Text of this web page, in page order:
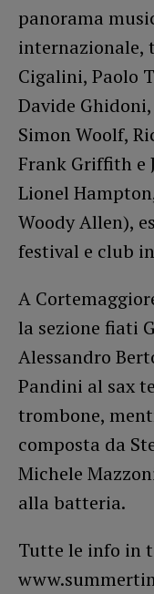
panorama
Cigalini, Paolo
Davide
Simon Woolf,
Frank Griffith e
Lionel
Woody Allen),
festival e club
A
la sezione fiati
Alessandro
Pandini al sax
trombone,
composta da
Michele
alla batteria.
Tutte le info in